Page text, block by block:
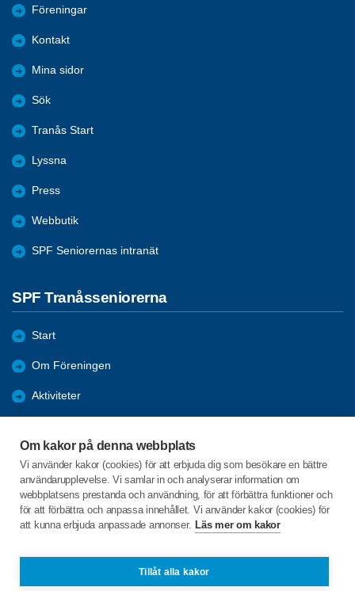
Om kakor på denna webbplats
Vi använder kakor (cookies) för att erbjuda dig som besökare en bättre
användarupplevelse. Vi samlar in och analyserar information om
webbplatsens prestanda och användning, för att förbättra funktioner och
för att förbättra och anpassa innehållet. Vi använder kakor (cookies) för
att kunna erbjuda anpassade annonser. Läs mer om kakor
Tillåt alla kakor
Föreningar
Kontakt
Mina sidor
Sök
Tranås Start
Lyssna
Press
Webbutik
SPF Seniorernas intranät
SPF Tranåsseniorerna
Start
Om Föreningen
Aktiviteter
Förmåner
Nyheter
C/o:Vanja Jonebring